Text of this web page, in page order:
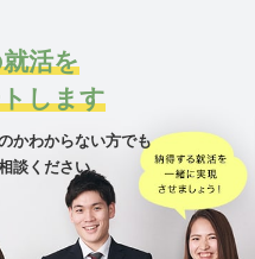
活を
します
かわからない方でも
談ください。